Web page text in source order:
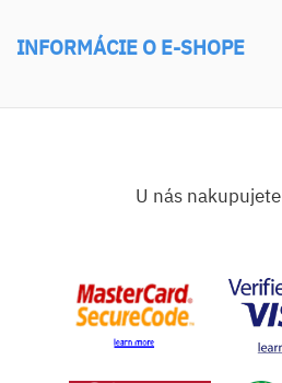
INFORMÁCIE O E-SHOPE
U nás nakupujete